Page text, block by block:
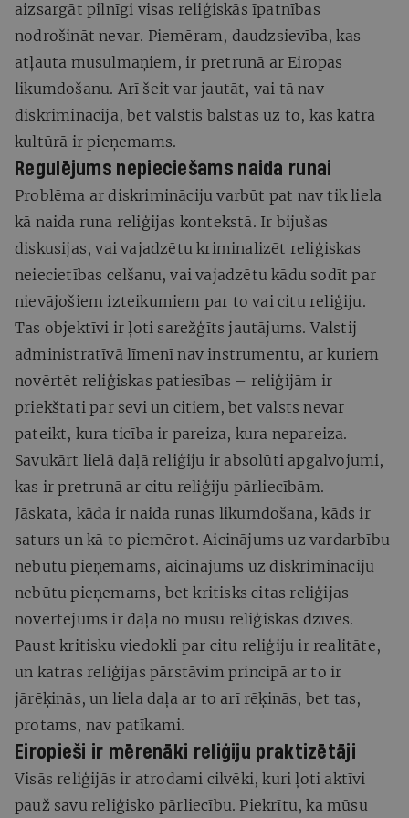
aizsargāt pilnīgi visas reliģiskās īpatnības
nodrošināt nevar. Piemēram, daudzsievība, kas
atļauta musulmaņiem, ir pretrunā ar Eiropas
likumdošanu. Arī šeit var jautāt, vai tā nav
diskriminācija, bet valstis balstās uz to, kas katrā
kultūrā ir pieņemams.
Regulējums nepieciešams naida runai
Problēma ar diskrimināciju varbūt pat nav tik liela
kā naida runa reliģijas kontekstā. Ir bijušas
diskusijas, vai vajadzētu kriminalizēt reliģiskas
neiecietības celšanu, vai vajadzētu kādu sodīt par
nievājošiem izteikumiem par to vai citu reliģiju.
Tas objektīvi ir ļoti sarežģīts jautājums. Valstij
administratīvā līmenī nav instrumentu, ar kuriem
novērtēt reliģiskas patiesības – reliģijām ir
priekštati par sevi un citiem, bet valsts nevar
pateikt, kura ticība ir pareiza, kura nepareiza.
Savukārt lielā daļā reliģiju ir absolūti apgalvojumi,
kas ir pretrunā ar citu reliģiju pārliecībām.
Jāskata, kāda ir naida runas likumdošana, kāds ir
saturs un kā to piemērot. Aicinājums uz vardarbību
nebūtu pieņemams, aicinājums uz diskrimināciju
nebūtu pieņemams, bet kritisks citas reliģijas
novērtējums ir daļa no mūsu reliģiskās dzīves.
Paust kritisku viedokli par citu reliģiju ir realitāte,
un katras reliģijas pārstāvim principā ar to ir
jārēķinās, un liela daļa ar to arī rēķinās, bet tas,
protams, nav patīkami.
Eiropieši ir mērenāki reliģiju praktizētāji
Visās reliģijās ir atrodami cilvēki, kuri ļoti aktīvi
pauž savu reliģisko pārliecību. Piekrītu, ka mūsu